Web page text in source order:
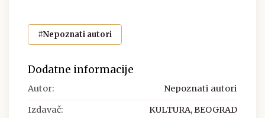
#Nepoznati autori
Dodatne informacije
Autor: Nepoznati autori
Izdavač: KULTURA, BEOGRAD